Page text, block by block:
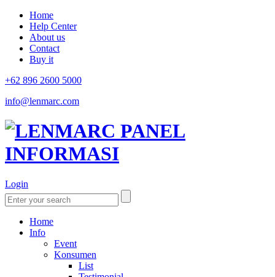
Home
Help Center
About us
Contact
Buy it
+62 896 2600 5000
info@lenmarc.com
Login
Home
Info
Event
Konsumen
List